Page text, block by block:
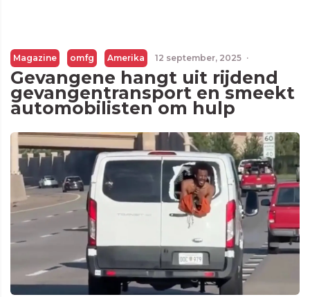
Magazine omfg Amerika 12 september, 2025 ·
Gevangene hangt uit rijdend
gevangentransport en smeekt
automobilisten om hulp